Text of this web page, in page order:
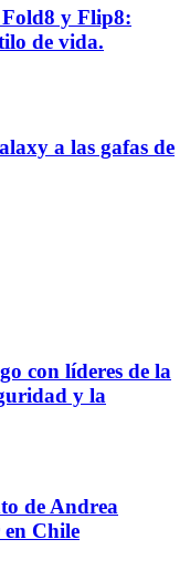
y Flip8:
de vida.
a las gafas de
con líderes de la
y la
de Andrea
en Chile